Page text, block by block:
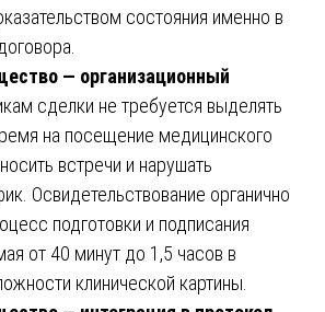
состояния именно в
— организационный
сделки не требуется выделять
на посещение медицинского
встречи и нарушать
Освидетельствование органично
подготовки и подписания
от 40 минут до 1,5 часов в
клинической картины.